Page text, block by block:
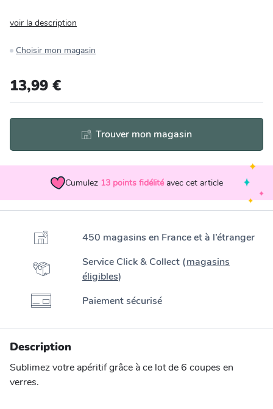
voir la description
Choisir mon magasin
13,99 €
Trouver mon magasin
Cumulez 13 points fidélité avec cet article
450 magasins en France et à l’étranger
Service Click & Collect (magasins
éligibles)
Paiement sécurisé
Description
Sublimez votre apéritif grâce à ce lot de 6 coupes en
verres.